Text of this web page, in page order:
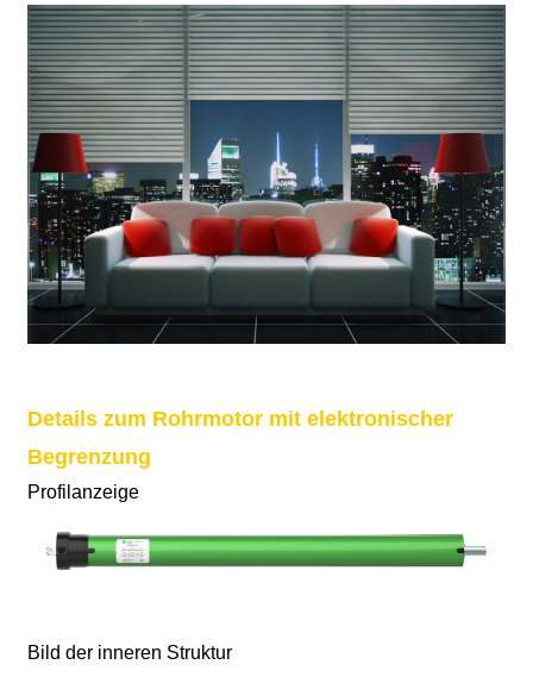
Details zum Rohrmotor mit elektronischer
Begrenzung
Profilanzeige
Bild der inneren Struktur